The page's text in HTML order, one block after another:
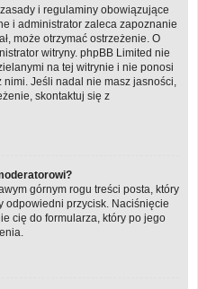
i regulaminy obowiązujące
i administrator zaleca zapoznanie
może otrzymać ostrzeżenie. O
witryny. phpBB Limited nie
na tej witrynie i nie ponosi
Jeśli nadal nie masz jasności,
skontaktuj się z
górnym rogu treści posta, który
odpowiedni przycisk. Naciśnięcie
cię do formularza, który po jego